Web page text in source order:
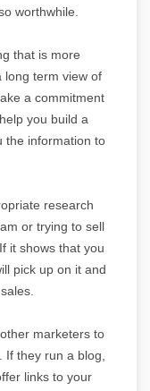
worthwhile.
that is more
long term view of
a commitment
you build a
the information to
research
or trying to sell
it shows that you
pick up on it and
marketers to
they run a blog,
links to your